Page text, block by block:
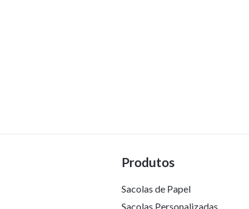
Produtos
Sacolas de Papel
Sacolas Personalizadas